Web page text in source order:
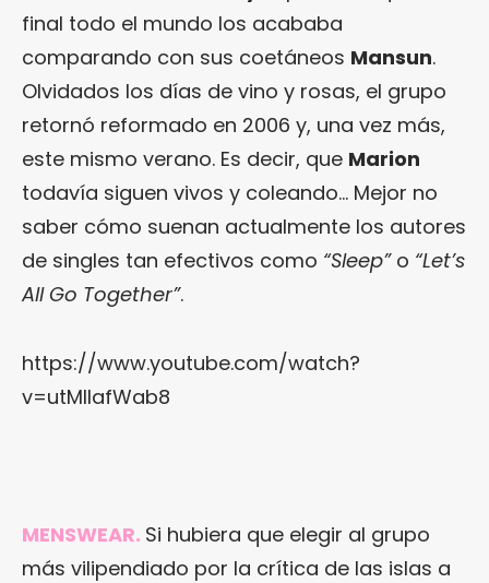
final todo el mundo los acababa
comparando con sus coetáneos Mansun.
Olvidados los días de vino y rosas, el grupo
retornó reformado en 2006 y, una vez más,
este mismo verano. Es decir, que Marion
todavía siguen vivos y coleando… Mejor no
saber cómo suenan actualmente los autores
de singles tan efectivos como “Sleep”o “Let’s
All Go Together”.
https://www.youtube.com/watch?
v=utMIlafWab8
MENSWEAR. Si hubiera que elegir al grupo
más vilipendiado por la crítica de las islas a